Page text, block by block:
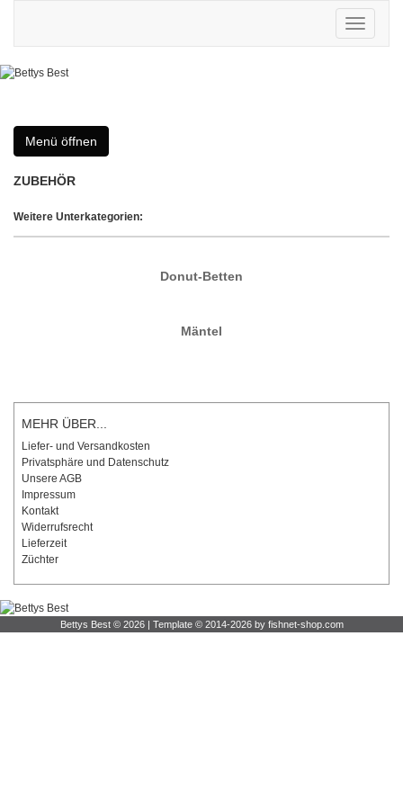
Toggle
Menü öffnen
ZUBEHÖR
Weitere Unterkategorien:
Donut-Betten
Mäntel
MEHR ÜBER...
Liefer- und Versandkosten
Privatsphäre und Datenschutz
Unsere AGB
Impressum
Kontakt
Widerrufsrecht
Lieferzeit
Züchter
Bettys Best © 2026 | Template © 2014-2026 by fishnet-shop.com